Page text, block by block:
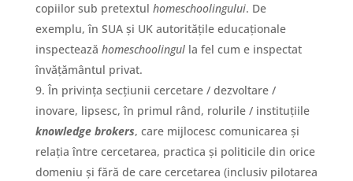
copiilor sub pretextul homeschoolingului. De
exemplu, în SUA și UK autoritățile educaționale
inspectează homeschoolingulla fel cum e inspectat
învățământul privat.
În privința secțiunii cercetare / dezvoltare /
inovare, lipsesc, în primul rând, rolurile / instituțiile
knowledge brokers, care mijlocesc comunicarea și
relația între cercetarea, practica și politicile din orice
domeniu și fără de care cercetarea (inclusiv pilotarea